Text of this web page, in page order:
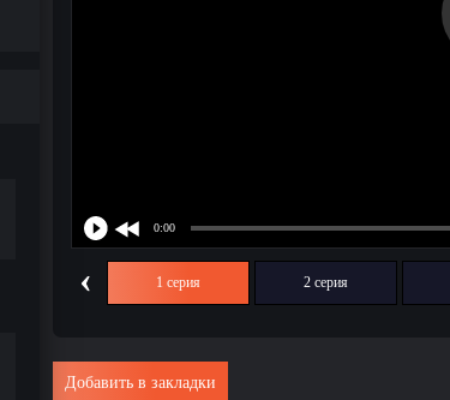
‹ 1 серия 2 серия
Добавить в закладки